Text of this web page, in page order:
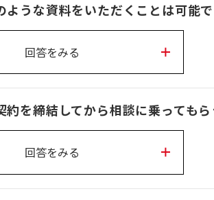
うな資料をいただくことは可能
回答をみる
を締結してから相談に乗っても
回答をみる